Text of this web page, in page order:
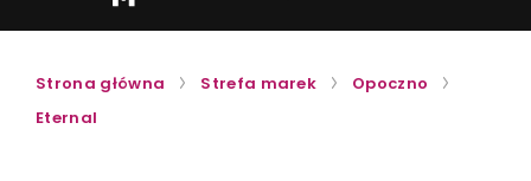
Strona główna Strefa marek
Opoczno
Eternal